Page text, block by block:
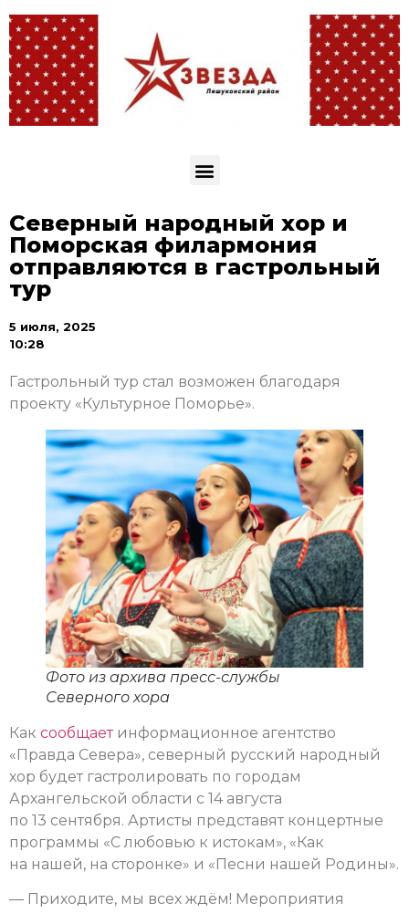
Северный народный хор и
Поморская филармония
отправляются в гастрольный
тур
5 июля, 2025
10:28
Гастрольный тур стал возможен благодаря
проекту «Культурное Поморье».
Фото из архива пресс-службы
Северного хора
Как сообщаетинформационное агентство
«Правда Севера», северный русский народный
хор будет гастролировать по городам
Архангельской области с 14 августа
по 13 сентября. Артисты представят концертные
программы «С любовью к истокам», «Как
на нашей, на сторонке» и «Песни нашей Родины».
— Приходите, мы всех ждём! Мероприятия